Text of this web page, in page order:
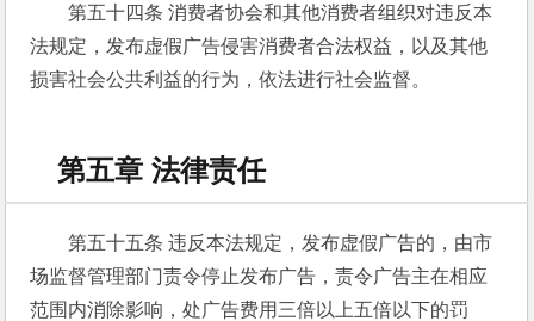
第五十四条 消费者协会和其他消费者组织对违反本
法规定，发布虚假广告侵害消费者合法权益，以及其他
损害社会公共利益的行为，依法进行社会监督。
第五章 法律责任
第五十五条 违反本法规定，发布虚假广告的，由市
场监督管理部门责令停止发布广告，责令广告主在相应
范围内消除影响，处广告费用三倍以上五倍以下的罚